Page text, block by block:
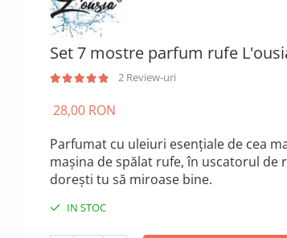
Set 7 mostre parfum rufe
2 Review-uri
28,00 RON
Parfumat cu uleiuri esențiale de cea
mașina de spălat rufe, în uscatorul de
dorești tu să miroase bine.
IN STOC